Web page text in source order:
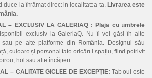
duce la înrămat direct in localitatea ta. Livrarea este
– EXCLUSIV LA GALERIAQ :Plaja cu umbrele
exclusiv la GaleriaQ. Nu îl vei găsi în alte
pe alte platforme din România. Designul său
culoare și personalitate oricărui spațiu, fiind potrivit
hol sau alte încăperi.
– CALITATE GICLÉE DE EXCEPȚIE: Tabloul este